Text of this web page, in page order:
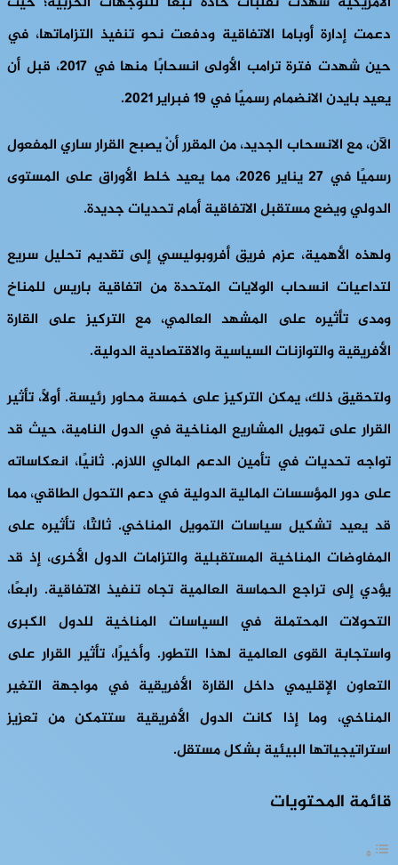
دعمت إدارة أوباما الاتفاقية ودفعت نحو تنفيذ التزاماتها، في
حين شهدت فترة ترامب الأولى انسحابًا منها في 2017، قبل أن
يعيد بايدن الانضمام رسميًا في 19 فبراير 2021.
الآن، مع الانسحاب الجديد، من المقرر أنْ يصبح القرار ساري المفعول
رسميًا في 27 يناير 2026، مما يعيد خلط الأوراق على المستوى
الدولي ويضع مستقبل الاتفاقية أمام تحديات جديدة.
ولهذه الأهمية، عزم فريق أفروبوليسي إلى تقديم تحليل سريع
لتداعيات انسحاب الولايات المتحدة من اتفاقية باريس للمناخ
ومدى تأثيره على المشهد العالمي، مع التركيز على القارة
الأفريقية والتوازنات السياسية والاقتصادية الدولية.
ولتحقيق ذلك، يمكن التركيز على خمسة محاور رئيسة. أولًا، تأثير
القرار على تمويل المشاريع المناخية في الدول النامية، حيث قد
تواجه تحديات في تأمين الدعم المالي اللازم. ثانيًا، انعكاساته
على دور المؤسسات المالية الدولية في دعم التحول الطاقي، مما
قد يعيد تشكيل سياسات التمويل المناخي. ثالثًا، تأثيره على
المفاوضات المناخية المستقبلية والتزامات الدول الأخرى، إذ قد
يؤدي إلى تراجع الحماسة العالمية تجاه تنفيذ الاتفاقية. رابعًا،
التحولات المحتملة في السياسات المناخية للدول الكبرى
واستجابة القوى العالمية لهذا التطور. وأخيرًا، تأثير القرار على
التعاون الإقليمي داخل القارة الأفريقية في مواجهة التغير
المناخي، وما إذا كانت الدول الأفريقية ستتمكن من تعزيز
استراتيجياتها البيئية بشكل مستقل.
قائمة المحتويات